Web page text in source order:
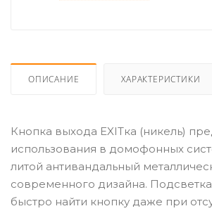
ОПИСАНИЕ ХАРАКТЕРИСТИКИ
Кнопка выхода EXITка (никель)
использования в домофонных
литой антивандальный
современного дизайна.
быстро найти кнопку даже при